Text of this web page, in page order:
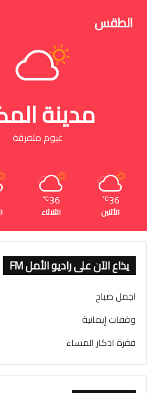
الطقس
مدينة
غيوم متفرقة
36
℃
الأثنين
36
℃
الثلاثاء
يذاع الآن على راديو الأمل FM
اجمل صباح
وقفات إيمانية
فقرة اذكار المساء